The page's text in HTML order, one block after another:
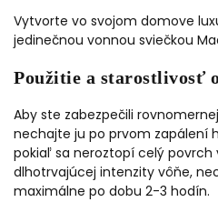
Vytvorte vo svojom domove
jedinečnou vonnou sviečkou
Použitie a starostlivosť
Aby ste zabezpečili
nechajte ju po prvom zapálení
pokiaľ sa neroztopí celý povrch
dlhotrvajúcej intenzity vôňe,
maximálne po dobu 2-3 hodín.